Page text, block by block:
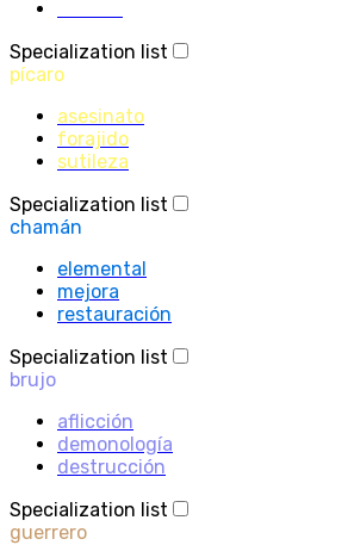
Specialization list
pícaro
asesinato
forajido
sutileza
Specialization list
chamán
elemental
mejora
restauración
Specialization list
brujo
aflicción
demonología
destrucción
Specialization list
guerrero